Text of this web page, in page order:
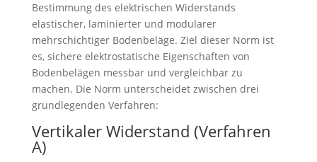
Bestimmung des elektrischen Widerstands
elastischer, laminierter und modularer
mehrschichtiger Bodenbeläge. Ziel dieser Norm ist
es, sichere elektrostatische Eigenschaften von
Bodenbelägen messbar und vergleichbar zu
machen. Die Norm unterscheidet zwischen drei
grundlegenden Verfahren:
Vertikaler Widerstand (Verfahren
A)